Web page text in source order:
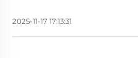
2025-11-17 17:13:31